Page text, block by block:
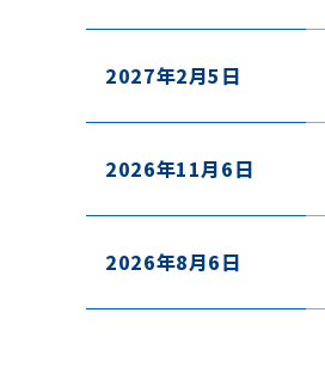
2027年2月5日
2026年11月6日
2026年8月6日